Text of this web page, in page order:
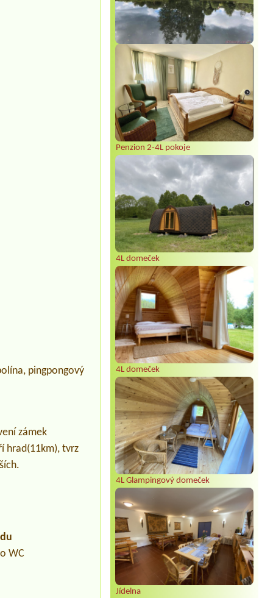
Penzion 2-4L pokoje
4L domeček
4L domeček
4L Glampingový domeček
Jídelna
pingpongový
zámek
hrad(11km), tvrz
WC